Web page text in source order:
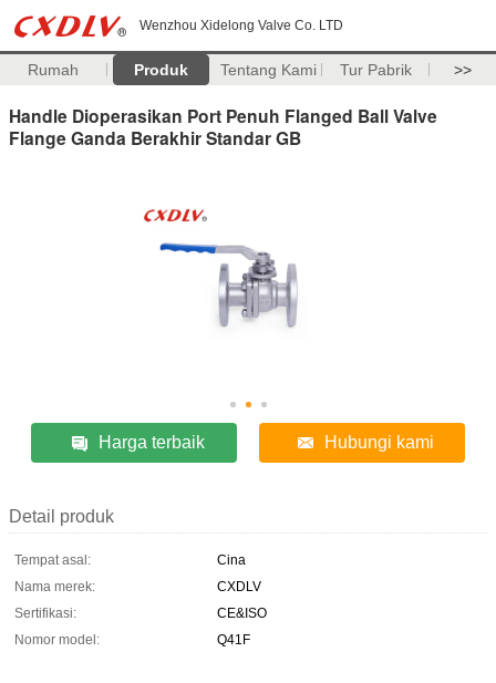
Wenzhou Xidelong Valve Co. LTD
Rumah Produk Tentang Kami Tur Pabrik >>
Handle Dioperasikan Port Penuh Flanged Ball Valve
Flange Ganda Berakhir Standar GB
Harga terbaik Hubungi kami
Detail produk
Tempat asal:
Cina
Nama merek:
CXDLV
Sertifikasi:
CE&ISO
Nomor model:
Q41F